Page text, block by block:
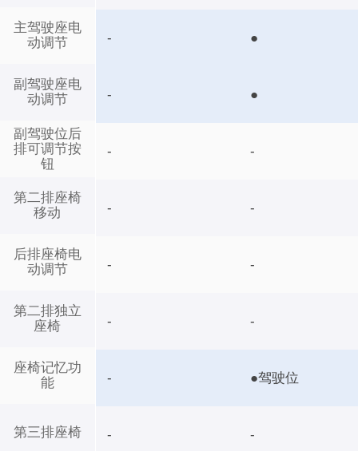
主驾驶座电
动调节
副驾驶座电
动调节
副驾驶位后
排可调节按
钮
第二排座椅
移动
后排座椅电
动调节
第二排独立
座椅
座椅记忆功
能
第三排座椅
- ●
- ●
- -
- -
- -
- -
- ●驾驶位
- -